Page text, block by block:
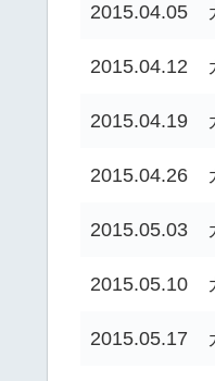
2015.04.05
2015.04.12
2015.04.19
2015.04.26
2015.05.03
2015.05.10
2015.05.17